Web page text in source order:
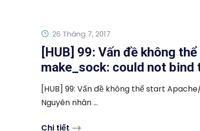
26 Tháng 7, 2017
[HUB] 99: Vấn đề không
make_sock: could not
[HUB] 99: Vấn đề không thể start
Nguyên nhân ...
Chi tiết